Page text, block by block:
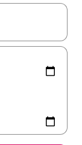
วจผลการค้นหา